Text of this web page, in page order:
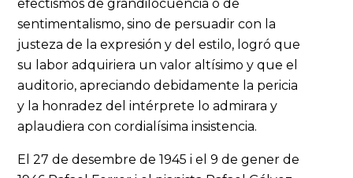
efectismos de grandilocuencia o de
sentimentalismo, sino de persuadir con la
justeza de la expresión y del estilo, logró que
su labor adquiriera un valor altísimo y que el
auditorio, apreciando debidamente la pericia
y la honradez del intérprete lo admirara y
aplaudiera con cordialísima insistencia.
El 27 de desembre de 1945 i el 9 de gener de